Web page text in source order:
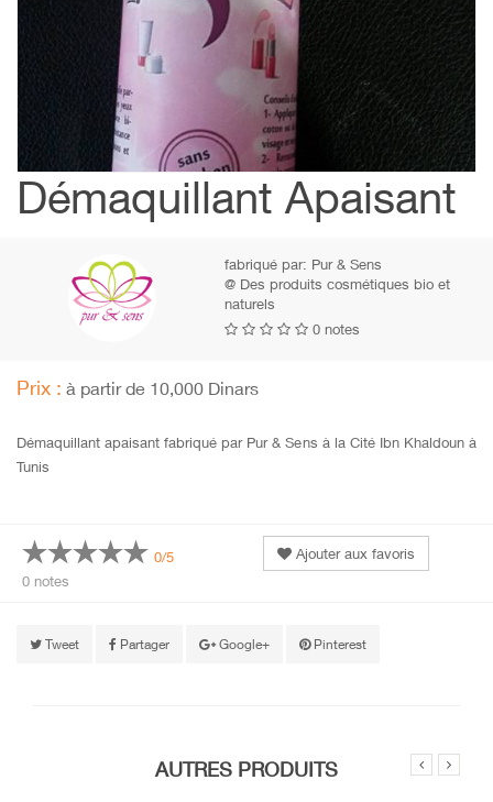
Démaquillant Apaisant
fabriqué par: Pur & Sens
@ Des produits cosmétiques bio et
naturels
0 notes
Prix : à partir de 10,000 Dinars
Démaquillant apaisant fabriqué par Pur & Sens à la Cité Ibn Khaldoun à
Tunis
0/5
Ajouter aux favoris
0 notes
Tweet Partager Google+ Pinterest
AUTRES PRODUITS